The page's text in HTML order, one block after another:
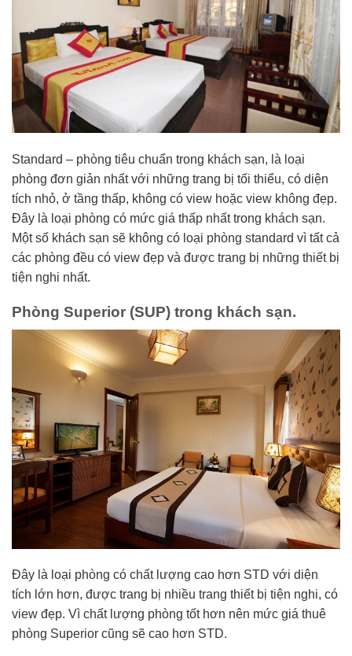
Standard – phòng tiêu chuẩn trong khách sạn, là loại
phòng đơn giản nhất với những trang bị tối thiểu, có diện
tích nhỏ, ở tầng thấp, không có view hoặc view không đẹp.
Đây là loại phòng có mức giá thấp nhất trong khách sạn.
Một số khách sạn sẽ không có loại phòng standard vì tất cả
các phòng đều có view đẹp và được trang bị những thiết bị
tiện nghi nhất.
Phòng Superior (SUP) trong khách sạn.
Đây là loại phòng có chất lượng cao hơn STD với diện
tích lớn hơn, được trang bị nhiều trang thiết bị tiện nghi, có
view đẹp. Vì chất lượng phòng tốt hơn nên mức giá thuê
phòng Superior cũng sẽ cao hơn STD.